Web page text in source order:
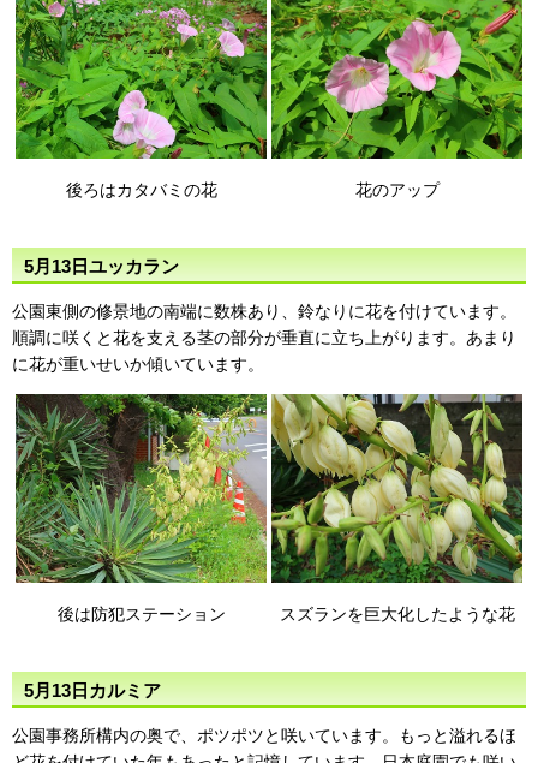
後ろはカタバミの花 花のアップ
5月13日ユッカラン
公園東側の修景地の南端に数株あり、鈴なりに花を付けています。
順調に咲くと花を支える茎の部分が垂直に立ち上がります。あまり
に花が重いせいか傾いています。
後は防犯ステーション スズランを巨大化したような花
5月13日カルミア
公園事務所構内の奥で、ポツポツと咲いています。もっと溢れるほ